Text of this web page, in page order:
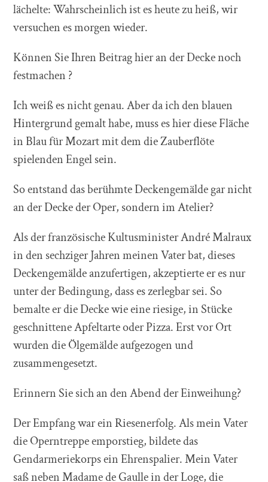
lächelte: Wahrscheinlich ist es heute zu heiß, wir
versuchen es morgen wieder.
Können Sie Ihren Beitrag hier an der Decke noch
festmachen ?
Ich weiß es nicht genau. Aber da ich den blauen
Hintergrund gemalt habe, muss es hier diese Fläche
in Blau für Mozart mit dem die Zauberflöte
spielenden Engel sein.
So entstand das berühmte Deckengemälde gar nicht
an der Decke der Oper, sondern im Atelier?
Als der französische Kultusminister André Malraux
in den sechziger Jahren meinen Vater bat, dieses
Deckengemälde anzufertigen, akzeptierte er es nur
unter der Bedingung, dass es zerlegbar sei. So
bemalte er die Decke wie eine riesige, in Stücke
geschnittene Apfeltarte oder Pizza. Erst vor Ort
wurden die Ölgemälde aufgezogen und
zusammengesetzt.
Erinnern Sie sich an den Abend der Einweihung?
Der Empfang war ein Riesenerfolg. Als mein Vater
die Operntreppe emporstieg, bildete das
Gendarmeriekorps ein Ehrenspalier. Mein Vater
saß neben Madame de Gaulle in der Loge, die